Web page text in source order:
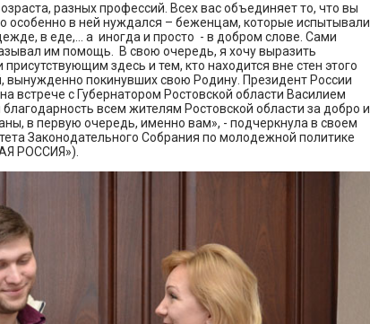
разных профессий. Всех вас объединяет то, что вы
особенно в ней нуждался – беженцам, которые испытывали
в еде,... а иногда и просто - в добром слове. Сами
им помощь. В свою очередь, я хочу выразить
здесь и тем, кто находится вне стен этого
вынужденно покинувших свою Родину. Президент России
с Губернатором Ростовской области Василием
всем жителям Ростовской области за добро и
в первую очередь, именно вам», - подчеркнула в своем
Законодательного Собрания по молодежной политике
РОССИЯ»).